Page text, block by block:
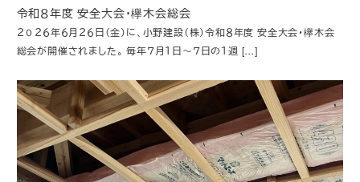
令和８年度 安全大会・欅木会総会
２０２６年６月２６日（金）に、小野建設（株）令和８年度 安全大会・欅木会
総会が開催されました。 毎年７月１日～７日の１週 […]